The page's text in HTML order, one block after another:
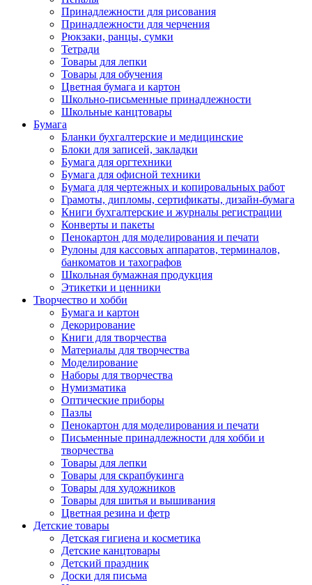
Принадлежности для рисования
Принадлежности для черчения
Рюкзаки, ранцы, сумки
Тетради
Товары для лепки
Товары для обучения
Цветная бумага и картон
Школьно-письменные принадлежности
Школьные канцтовары
Бумага
Бланки бухгалтерские и медицинские
Блоки для записей, закладки
Бумага для оргтехники
Бумага для офисной техники
Бумага для чертежных и копировальных работ
Грамоты, дипломы, сертификаты, дизайн-бумага
Книги бухгалтерские и журналы регистрации
Конверты и пакеты
Пенокартон для моделирования и печати
Рулоны для кассовых аппаратов, терминалов,
банкоматов и тахографов
Школьная бумажная продукция
Этикетки и ценники
Творчество и хобби
Бумага и картон
Декорирование
Книги для творчества
Материалы для творчества
Моделирование
Наборы для творчества
Нумизматика
Оптические приборы
Пазлы
Пенокартон для моделирования и печати
Письменные принадлежности для хобби и
творчества
Товары для лепки
Товары для скрапбукинга
Товары для художников
Товары для шитья и вышивания
Цветная резина и фетр
Детские товары
Детская гигиена и косметика
Детские канцтовары
Детский праздник
Доски для письма